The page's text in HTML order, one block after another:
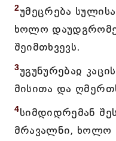
2უმეცრება
ხოლო
შეიმთხვევს.
3უგუნურებაჲ
მისითა და
4სიმდიდრემან
მრავალნი, ხოლო